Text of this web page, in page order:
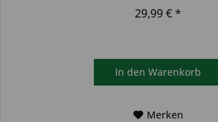
29,99 € *
In den Warenkorb
Merken